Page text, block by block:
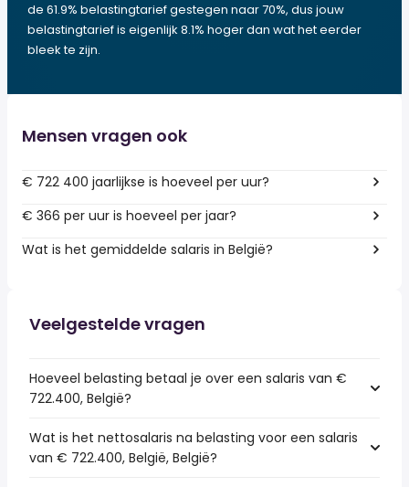
de 61.9% belastingtarief gestegen naar 70%, dus jouw
belastingtarief is eigenlijk 8.1% hoger dan wat het eerder
bleek te zijn.
Mensen vragen ook
€ 722 400 jaarlijkse is hoeveel per uur?
€ 366 per uur is hoeveel per jaar?
Wat is het gemiddelde salaris in België?
Veelgestelde vragen
Hoeveel belasting betaal je over een salaris van €
722.400, België?
Wat is het nettosalaris na belasting voor een salaris
van € 722.400, België, België?